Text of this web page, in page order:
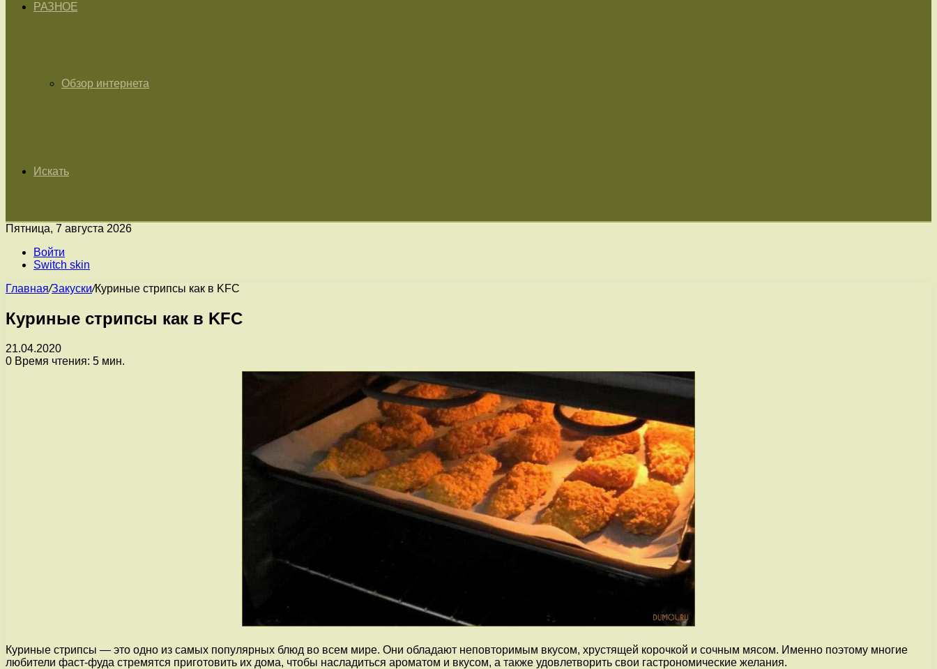
РАЗНОЕ
Обзор интернета
Искать
Пятница, 7 августа 2026
Войти
Switch skin
Главная/Закуски/Куриные стрипсы как в KFC
Куриные стрипсы как в KFC
21.04.2020
0 Время чтения: 5 мин.
Куриные стрипсы — это одно из самых популярных блюд во всем мире. Они обладают неповторимым вкусом, хрустящей корочкой и сочным мясом. Именно поэтому многие
любители фаст-фуда стремятся приготовить их дома, чтобы насладиться ароматом и вкусом, а также удовлетворить свои гастрономические желания.